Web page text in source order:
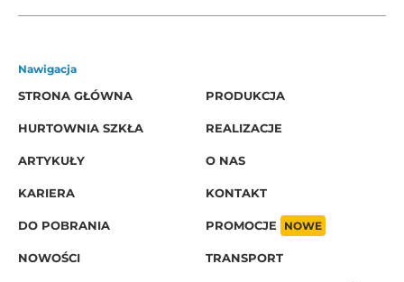
Nawigacja
STRONA GŁÓWNA
PRODUKCJA
HURTOWNIA SZKŁA REALIZACJE
ARTYKUŁY O NAS
KARIERA KONTAKT
DO POBRANIA PROMOCJE NOWE
NOWOŚCI TRANSPORT